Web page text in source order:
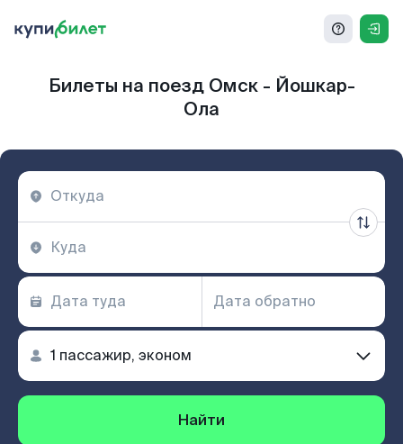
Билеты на поезд Омск - Йошкар-
Ола
Найти